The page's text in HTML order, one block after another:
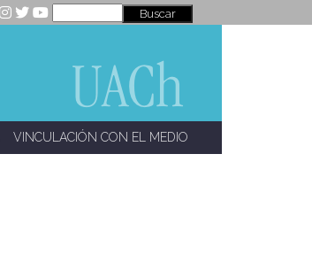
VINCULACIÓN CON EL MEDIO